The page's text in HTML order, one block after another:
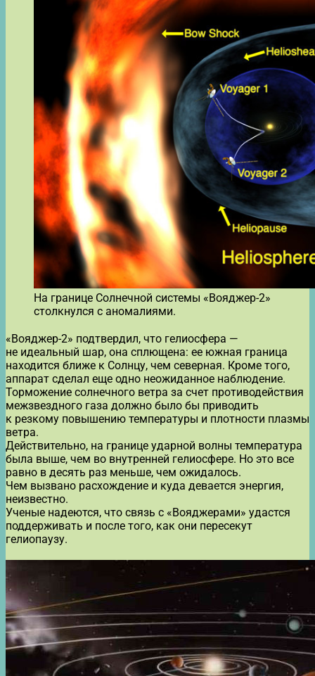
На границе Солнечной системы «Вояджер-2»
столкнулся с аномалиями.
«Вояджер-2» подтвердил, что гелиосфера —
не идеальный шар, она сплющена: ее южная граница
находится ближе к Солнцу, чем северная. Кроме того,
аппарат сделал еще одно неожиданное наблюдение.
Торможение солнечного ветра за счет противодействия
межзвездного газа должно было бы приводить
к резкому повышению температуры и плотности плазмы
ветра.
Действительно, на границе ударной волны температура
была выше, чем во внутренней гелиосфере. Но это все
равно в десять раз меньше, чем ожидалось.
Чем вызвано расхождение и куда девается энергия,
неизвестно.
Ученые надеются, что связь с «Вояджерами» удастся
поддерживать и после того, как они пересекут
гелиопаузу.